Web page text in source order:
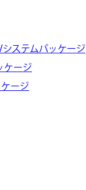
ステムパッケージ
ケージ
ージ